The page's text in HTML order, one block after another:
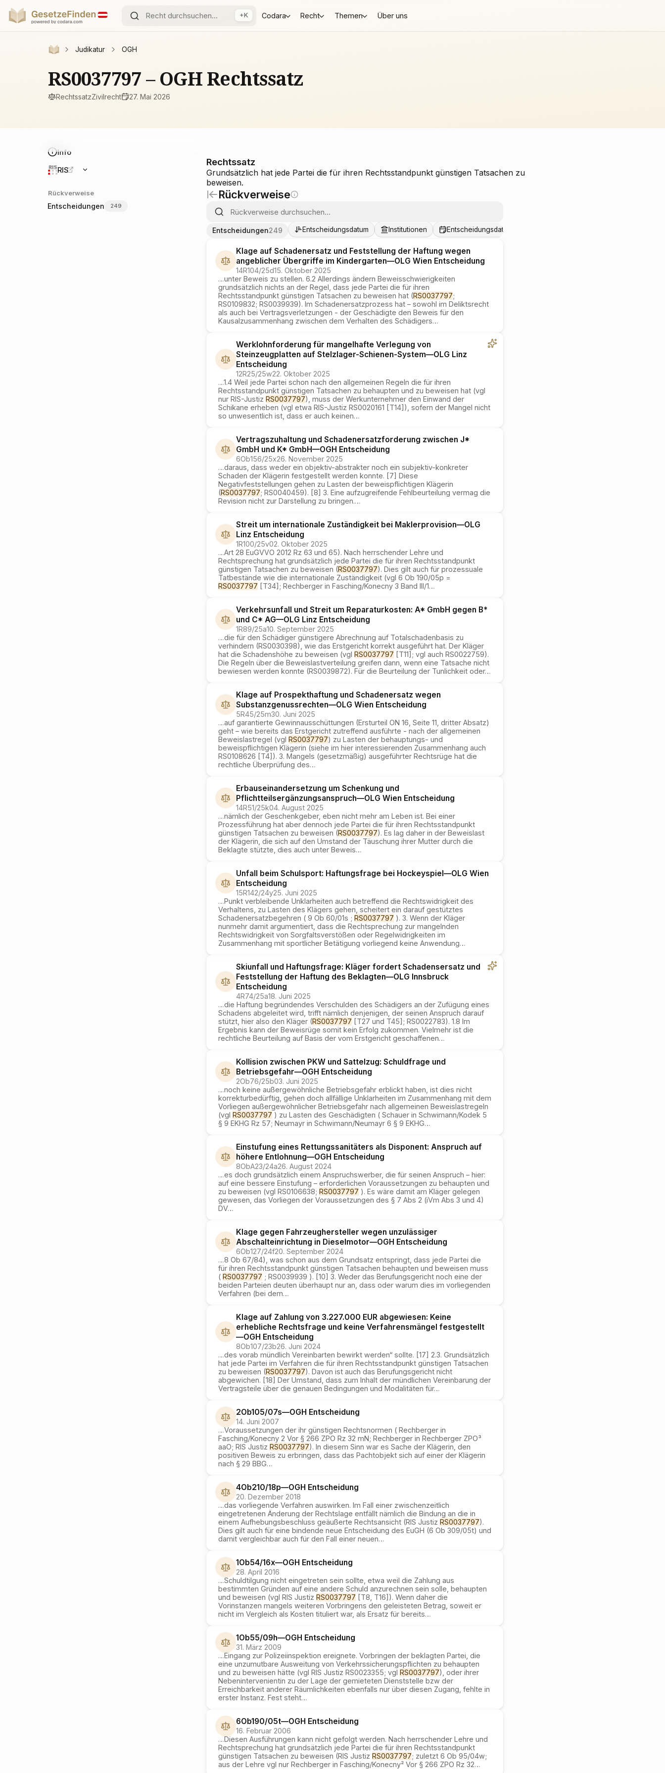
+K Codara Recht Themen Über uns
Judikatur OGH
RS0037797 – OGH Rechtssatz
RechtssatzZivilrecht 27. Mai 2026
Info
RIS
Rückverweise
Entscheidungen 249
Rechtssatz
Grundsätzlich hat jede Partei die für ihren Rechtsstandpunkt günstigen Tatsachen zu
beweisen.
Rückverweise
Entscheidungen249 Entscheidungsdatum Institutionen Entscheidungsdatum
Klage auf Schadenersatz und Feststellung der Haftung wegen
angeblicher Übergriffe im Kindergarten—OLG Wien Entscheidung
14R104/25d15. Oktober 2025
…unter Beweis zu stellen. 6.2 Allerdings ändern Beweisschwierigkeiten
grundsätzlich nichts an der Regel, dass jede Partei die für ihren
Rechtsstandpunkt günstigen Tatsachen zu beweisen hat (RS0037797;
RS0109832; RS0039939). Im Schadenersatzprozess hat – sowohl im Deliktsrecht
als auch bei Vertragsverletzungen - der Geschädigte den Beweis für den
Kausalzusammenhang zwischen dem Verhalten des Schädigers…
Werklohnforderung für mangelhafte Verlegung von
Steinzeugplatten auf Stelzlager-Schienen-System—OLG Linz
Entscheidung
12R25/25w22. Oktober 2025
…1.4 Weil jede Partei schon nach den allgemeinen Regeln die für ihren
Rechtsstandpunkt günstigen Tatsachen zu behaupten und zu beweisen hat (vgl
nur RIS-Justiz RS0037797), muss der Werkunternehmer den Einwand der
Schikane erheben (vgl etwa RIS-Justiz RS0020161 [T14]), sofern der Mangel nicht
so unwesentlich ist, dass er auch keinen…
Vertragszuhaltung und Schadenersatzforderung zwischen J*
GmbH und K* GmbH—OGH Entscheidung
6Ob156/25x26. November 2025
…daraus, dass weder ein objektiv-abstrakter noch ein subjektiv-konkreter
Schaden der Klägerin festgestellt werden konnte. [7] Diese
Negativfeststellungen gehen zu Lasten der beweispflichtigen Klägerin
(RS0037797; RS0040459). [8] 3. Eine aufzugreifende Fehlbeurteilung vermag die
Revision nicht zur Darstellung zu bringen.…
Streit um internationale Zuständigkeit bei Maklerprovision—OLG
Linz Entscheidung
1R100/25v02. Oktober 2025
…Art 28 EuGVVO 2012 Rz 63 und 65). Nach herrschender Lehre und
Rechtsprechung hat grundsätzlich jede Partei die für ihren Rechtsstandpunkt
günstigen Tatsachen zu beweisen (RS0037797). Dies gilt auch für prozessuale
Tatbestände wie die internationale Zuständigkeit (vgl 6 Ob 190/05p =
RS0037797 [T34]; Rechberger in Fasching/Konecny 3 Band III/1…
Verkehrsunfall und Streit um Reparaturkosten: A* GmbH gegen B*
und C* AG—OLG Linz Entscheidung
1R89/25a10. September 2025
…die für den Schädiger günstigere Abrechnung auf Totalschadenbasis zu
verhindern (RS0030398), wie das Erstgericht korrekt ausgeführt hat. Der Kläger
hat die Schadenshöhe zu beweisen (vgl RS0037797 [T11]; vgl auch RS0022759).
Die Regeln über die Beweislastverteilung greifen dann, wenn eine Tatsache nicht
bewiesen werden konnte (RS0039872). Für die Beurteilung der Tunlichkeit oder…
Klage auf Prospekthaftung und Schadenersatz wegen
Substanzgenussrechten—OLG Wien Entscheidung
5R45/25m30. Juni 2025
…auf garantierte Gewinnausschüttungen (Ersturteil ON 16, Seite 11, dritter Absatz)
geht – wie bereits das Erstgericht zutreffend ausführte - nach der allgemeinen
Beweislastregel (vgl RS0037797) zu Lasten der behauptungs- und
beweispflichtigen Klägerin (siehe im hier interessierenden Zusammenhang auch
RS0108626 [T4]). 3. Mangels (gesetzmäßig) ausgeführter Rechtsrüge hat die
rechtliche Überprüfung des…
Erbauseinandersetzung um Schenkung und
Pflichtteilsergänzungsanspruch—OLG Wien Entscheidung
14R51/25k04. August 2025
…nämlich der Geschenkgeber, eben nicht mehr am Leben ist. Bei einer
Prozessführung hat aber dennoch jede Partei die für ihren Rechtsstandpunkt
günstigen Tatsachen zu beweisen (RS0037797). Es lag daher in der Beweislast
der Klägerin, die sich auf den Umstand der Täuschung ihrer Mutter durch die
Beklagte stützte, dies auch unter Beweis…
Unfall beim Schulsport: Haftungsfrage bei Hockeyspiel—OLG Wien
Entscheidung
15R142/24y25. Juni 2025
…Punkt verbleibende Unklarheiten auch betreffend die Rechtswidrigkeit des
Verhaltens, zu Lasten des Klägers gehen, scheitert ein darauf gestütztes
Schadenersatzbegehren ( 9 Ob 60/01s ; RS0037797 ). 3. Wenn der Kläger
nunmehr damit argumentiert, dass die Rechtsprechung zur mangelnden
Rechtswidrigkeit von Sorgfaltsverstößen oder Regelwidrigkeiten im
Zusammenhang mit sportlicher Betätigung vorliegend keine Anwendung…
Skiunfall und Haftungsfrage: Kläger fordert Schadensersatz und
Feststellung der Haftung des Beklagten—OLG Innsbruck
Entscheidung
4R74/25a18. Juni 2025
…die Haftung begründendes Verschulden des Schädigers an der Zufügung eines
Schadens abgeleitet wird, trifft nämlich denjenigen, der seinen Anspruch darauf
stützt, hier also den Kläger (RS0037797 [T27 und T45]; RS0022783). 1.8 Im
Ergebnis kann der Beweisrüge somit kein Erfolg zukommen. Vielmehr ist die
rechtliche Beurteilung auf Basis der vom Erstgericht geschaffenen…
Kollision zwischen PKW und Sattelzug: Schuldfrage und
Betriebsgefahr—OGH Entscheidung
2Ob76/25b03. Juni 2025
…noch keine außergewöhnliche Betriebsgefahr erblickt haben, ist dies nicht
korrekturbedürftig, gehen doch allfällige Unklarheiten im Zusammenhang mit dem
Vorliegen außergewöhnlicher Betriebsgefahr nach allgemeinen Beweislastregeln
(vgl RS0037797 ) zu Lasten des Geschädigten ( Schauer in Schwimann/Kodek 5
§ 9 EKHG Rz 57; Neumayr in Schwimann/Neumayr 6 § 9 EKHG…
Einstufung eines Rettungssanitäters als Disponent: Anspruch auf
höhere Entlohnung—OGH Entscheidung
8ObA23/24a26. August 2024
…es doch grundsätzlich einem Anspruchswerber, die für seinen Anspruch – hier:
auf eine bessere Einstufung – erforderlichen Voraussetzungen zu behaupten und
zu beweisen (vgl RS0106638; RS0037797 ). Es wäre damit am Kläger gelegen
gewesen, das Vorliegen der Voraussetzungen des § 7 Abs 2 (iVm Abs 3 und 4)
DV…
Klage gegen Fahrzeughersteller wegen unzulässiger
Abschalteinrichtung in Dieselmotor—OGH Entscheidung
6Ob127/24f20. September 2024
…8 Ob 67/84), was schon aus dem Grundsatz entspringt, dass jede Partei die
für ihren Rechtsstandpunkt günstigen Tatsachen behaupten und beweisen muss
( RS0037797 ; RS0039939 ). [10] 3. Weder das Berufungsgericht noch eine der
beiden Parteien deuten überhaupt nur an, dass oder warum dies im vorliegenden
Verfahren (bei dem…
Klage auf Zahlung von 3.227.000 EUR abgewiesen: Keine
erhebliche Rechtsfrage und keine Verfahrensmängel festgestellt
—OGH Entscheidung
8Ob107/23b26. Juni 2024
…des vorab mündlich Vereinbarten bewirkt werden“ sollte. [17] 2.3. Grundsätzlich
hat jede Partei im Verfahren die für ihren Rechtsstandpunkt günstigen Tatsachen
zu beweisen (RS0037797). Davon ist auch das Berufungsgericht nicht
abgewichen. [18] Der Umstand, dass zum Inhalt der mündlichen Vereinbarung der
Vertragsteile über die genauen Bedingungen und Modalitäten für…
2Ob105/07s—OGH Entscheidung
14. Juni 2007
…Voraussetzungen der ihr günstigen Rechtsnormen ( Rechberger in
Fasching/Konecny 2 Vor § 266 ZPO Rz 32 mN; Rechberger in Rechberger ZPO³
aaO; RIS Justiz RS0037797). In diesem Sinn war es Sache der Klägerin, den
positiven Beweis zu erbringen, dass das Pachtobjekt sich auf einer der Klägerin
nach § 29 BBG…
4Ob210/18p—OGH Entscheidung
20. Dezember 2018
…das vorliegende Verfahren auswirken. Im Fall einer zwischenzeitlich
eingetretenen Änderung der Rechtslage entfällt nämlich die Bindung an die in
einem Aufhebungsbeschluss geäußerte Rechtsansicht (RIS Justiz RS0037797).
Dies gilt auch für eine bindende neue Entscheidung des EuGH (6 Ob 309/05t) und
damit vergleichbar auch für den Fall einer neuen…
1Ob54/16x—OGH Entscheidung
28. April 2016
…Schuldtilgung nicht eingetreten sein sollte, etwa weil die Zahlung aus
bestimmten Gründen auf eine andere Schuld anzurechnen sein solle, behaupten
und beweisen (vgl RIS Justiz RS0037797 [T8, T16]). Wenn daher die
Vorinstanzen mangels weiteren Vorbringens den geleisteten Betrag, soweit er
nicht im Vergleich als Kosten tituliert war, als Ersatz für bereits…
1Ob55/09h—OGH Entscheidung
31. März 2009
…Eingang zur Polizeiinspektion ereignete. Vorbringen der beklagten Partei, die
eine unzumutbare Ausweitung von Verkehrssicherungspflichten zu behaupten
und zu beweisen hätte (vgl RIS Justiz RS0023355; vgl RS0037797), oder ihrer
Nebenintervenientin zu der Lage der gemieteten Dienststelle bzw der
Erreichbarkeit anderer Räumlichkeiten ebenfalls nur über diesen Zugang, fehlte in
erster Instanz. Fest steht…
6Ob190/05t—OGH Entscheidung
16. Februar 2006
…Diesen Ausführungen kann nicht gefolgt werden. Nach herrschender Lehre und
Rechtsprechung hat grundsätzlich jede Partei die für ihren Rechtsstandpunkt
günstigen Tatsachen zu beweisen (RIS Justiz RS0037797; zuletzt 6 Ob 95/04w;
aus der Lehre vgl nur Rechberger in Fasching/Konecny² Vor § 266 ZPO Rz 32…